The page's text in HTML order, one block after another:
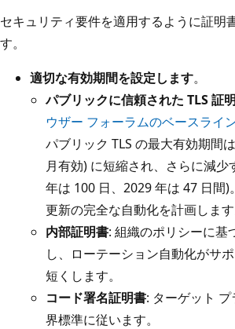
セキュリティ要件を適用するように証明
す。
適切な有効期間を設定します。
パブリックに信頼された TLS 証
ウザー フォーラムのベースライ
パブリック TLS の最大有効期間
月有効) に短縮され、さらに減少
年は 100 日、2029 年は 47 日間)
更新の完全な自動化を計画します
内部証明書: 組織のポリシーに基
し、ローテーション自動化がサ
短くします。
コード署名証明書: ターゲット
界標準に従います。